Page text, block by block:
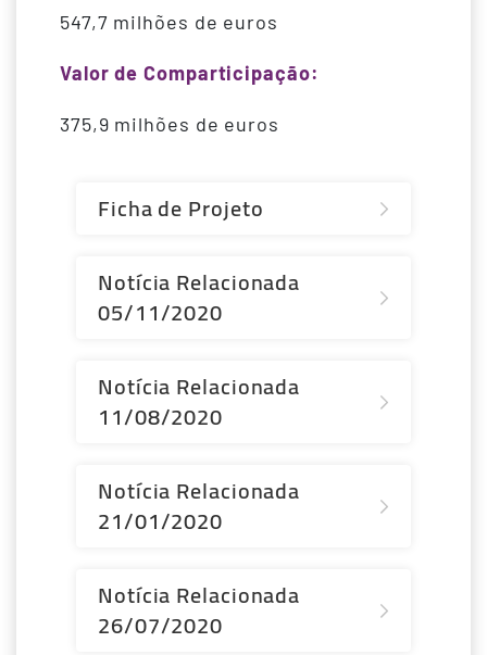
547,7 milhões de euros
Valor de Comparticipação:
375,9 milhões de euros
Ficha de Projeto
Notícia Relacionada
05/11/2020
Notícia Relacionada
11/08/2020
Notícia Relacionada
21/01/2020
Notícia Relacionada
26/07/2020